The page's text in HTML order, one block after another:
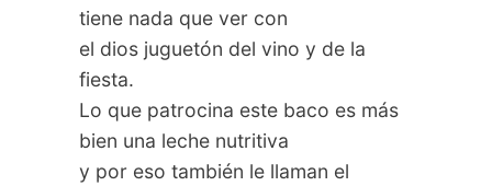
tiene nada que ver con
el dios juguetón del vino y de la
fiesta.
Lo que patrocina este baco es más
bien una leche nutritiva
y por eso también le llaman el